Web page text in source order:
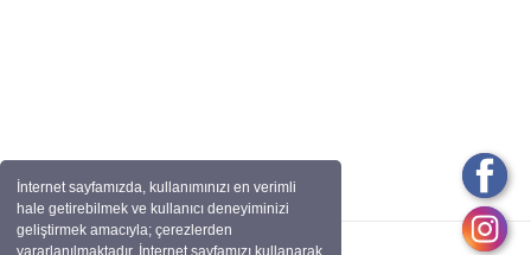
İnternet sayfamızda, kullanımınızı en verimli
hale getirebilmek ve kullanıcı deneyiminizi
geliştirmek amacıyla; çerezlerden